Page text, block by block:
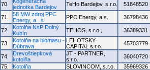
70.
jednotka Bardejov
TeHo Bardejov, s.r.o. 51848520
71.
58 MW zdroj PPC
Energy, a. .s
PPC Energy, a.s. 36798436
72.
Kotolňa NsP Dolný
Kubín
TEHOS, s.r.o., 36389331
73.
Kotolňa na biomasu -
Dúbrava
LEHOTSKY
CAPITAL s.r.o.
45703779
74.
Drevoštiepková
kotolňa
JT - PARTNER,
s.r.o.
36040720
75.
Kotolňa SLOVINCOM, s.r.o. 35969326